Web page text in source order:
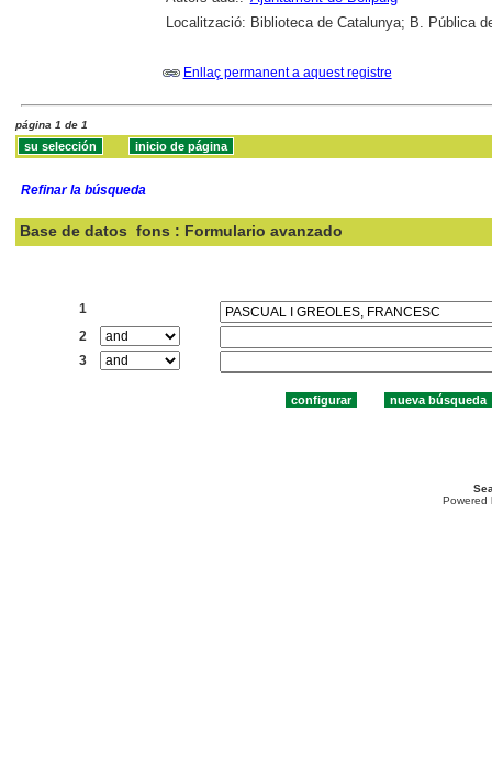
Localització: Biblioteca de Catalunya; B. Pública
Enllaç permanent a aquest registre
página 1 de 1
Refinar la búsqueda
Base de datos fons : Formulario avanzado
1
2
3